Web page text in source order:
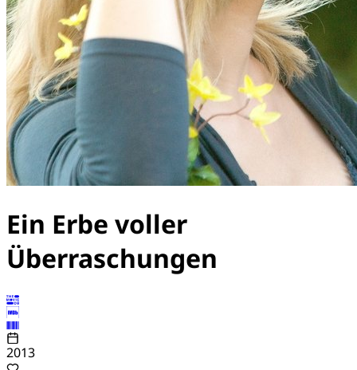
Ein Erbe voller
Überraschungen
2013